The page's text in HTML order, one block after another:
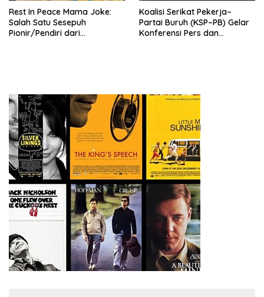
Rest In Peace Mama Joke:
Salah Satu Sesepuh
Pionir/Pendiri dari
Koalisi Serikat Pekerja–
Partai Buruh (KSP–PB) Gelar
Konferensi Pers dan